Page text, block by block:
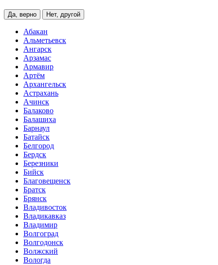
Да, верно Нет, другой
Абакан
Альметьевск
Ангарск
Арзамас
Армавир
Артём
Архангельск
Астрахань
Ачинск
Балаково
Балашиха
Барнаул
Батайск
Белгород
Бердск
Березники
Бийск
Благовещенск
Братск
Брянск
Владивосток
Владикавказ
Владимир
Волгоград
Волгодонск
Волжский
Вологда